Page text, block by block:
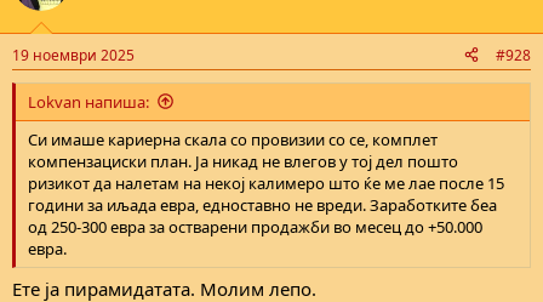
19 ноември 2025 #928
Lokvan напиша:
Си имаше кариерна скала со провизии со се, комплет
компензациски план. Ја никад не влегов у тој дел пошто
ризикот да налетам на некој калимеро што ќе ме лае после 15
години за иљада евра, едноставно не вреди. Заработките беа
од 250-300 евра за остварени продажби во месец до +50.000
евра.
Ете ја пирамидатата. Молим лепо.